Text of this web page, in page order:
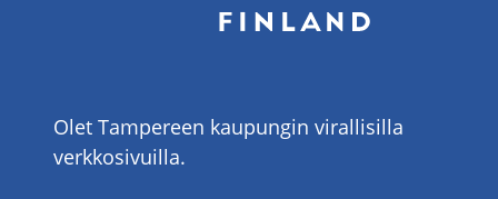
Olet Tampereen kaupungin virallisilla
verkkosivuilla.